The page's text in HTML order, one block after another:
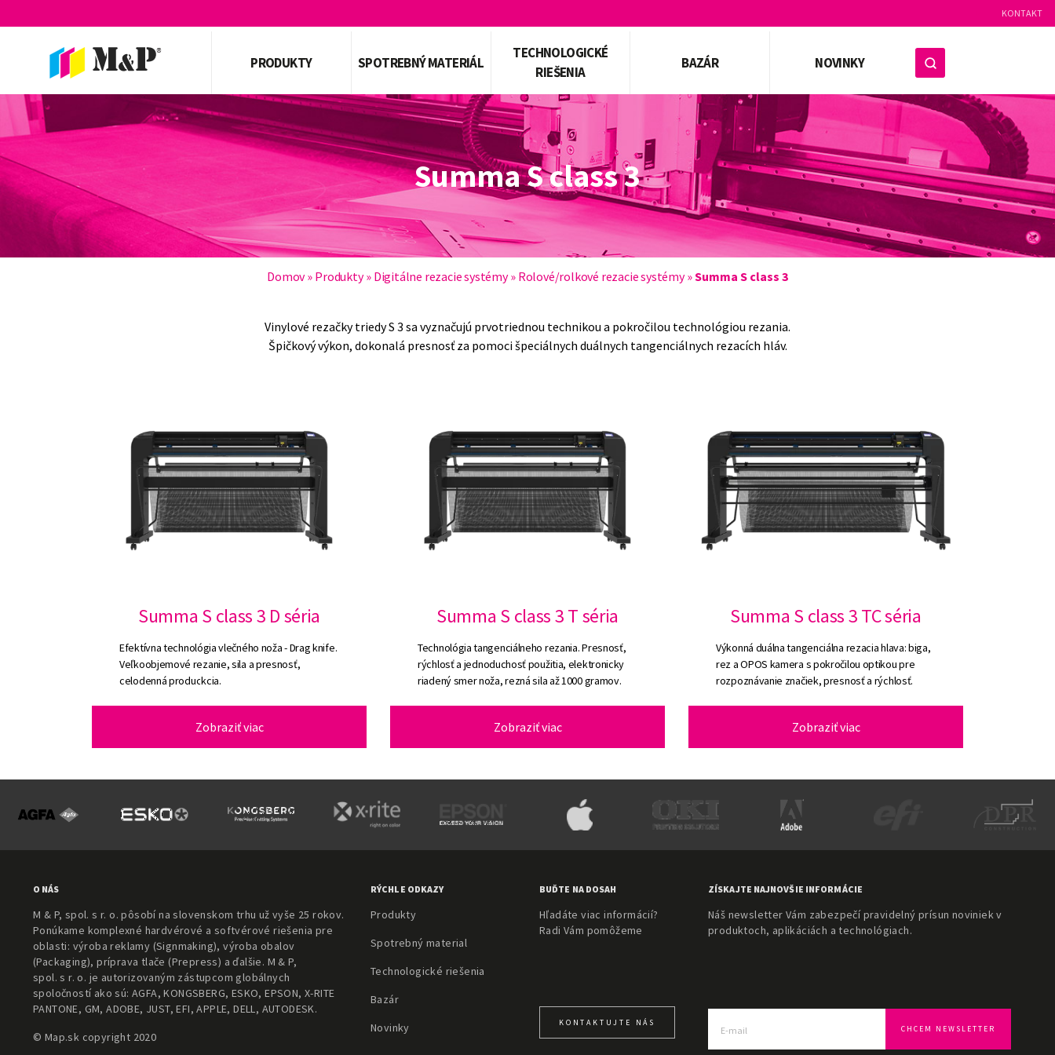
KONTAKT
PRODUKTY SPOTREBNÝ MATERIÁL
TECHNOLOGICKÉ
RIEŠENIA
BAZÁR NOVINKY
Summa S class 3
Domov» Produkty» Digitálne rezacie systémy» Rolové/rolkové rezacie systémy»Summa S class 3
Vinylové rezačky triedy S 3 sa vyznačujú prvotriednou technikou a pokročilou technológiou rezania.
Špičkový výkon, dokonalá presnosť za pomoci špeciálnych duálnych tangenciálnych rezacích hláv.
Summa S class 3 D séria
Efektívna technológia vlečného noža - Drag knife.
Veľkoobjemové rezanie, sila a presnosť,
celodenná produckcia.
Zobraziť viac
Summa S class 3 T séria
Technológia tangenciálneho rezania. Presnosť,
rýchlosť a jednoduchosť použitia, elektronicky
riadený smer noža, rezná sila až 1000 gramov.
Zobraziť viac
Summa S class 3 TC séria
Výkonná duálna tangenciálna rezacia hlava: biga,
rez a OPOS kamera s pokročilou optikou pre
rozpoznávanie značiek, presnosť a rýchlosť.
Zobraziť viac
O NÁS
M & P, spol. s r. o. pôsobí na slovenskom trhu už vyše 25 rokov.
Ponúkame komplexné hardvérové a softvérové riešenia pre
oblasti: výroba reklamy (Signmaking), výroba obalov
(Packaging), príprava tlače (Prepress) a ďalšie. M & P,
spol. s r. o. je autorizovaným zástupcom globálnych
spoločností ako sú: AGFA, KONGSBERG, ESKO, EPSON, X-RITE
PANTONE, GM, ADOBE, JUST, EFI, APPLE, DELL, AUTODESK.
© Map.sk copyright 2020
RÝCHLE ODKAZY
Produkty
Spotrebný material
Technologické riešenia
Bazár
Novinky
BUĎTE NA DOSAH
Hľadáte viac informácií?
Radi Vám pomôžeme
KONTAKTUJTE NÁS
ZÍSKAJTE NAJNOVŠIE INFORMÁCIE
Náš newsletter Vám zabezpečí pravidelný prísun noviniek v
produktoch, aplikáciách a technológiach.